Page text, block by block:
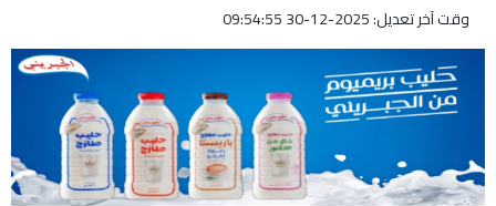
وقت آخر تعديل: 2025-12-30 09:54:55